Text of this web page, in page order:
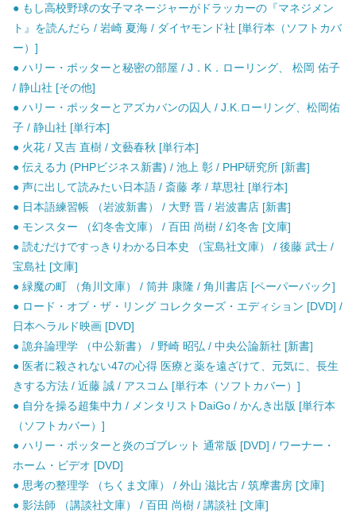
● もし高校野球の女子マネージャーがドラッカーの『マネジメン
ト』を読んだら / 岩崎 夏海 / ダイヤモンド社 [単行本（ソフトカバ
ー）]
● ハリー・ポッターと秘密の部屋 / J．K．ローリング、 松岡 佑子
/ 静山社 [その他]
● ハリー・ポッターとアズカバンの囚人 / J.K.ローリング、松岡佑
子 / 静山社 [単行本]
● 火花 / 又吉 直樹 / 文藝春秋 [単行本]
● 伝える力 (PHPビジネス新書) / 池上 彰 / PHP研究所 [新書]
● 声に出して読みたい日本語 / 斎藤 孝 / 草思社 [単行本]
● 日本語練習帳 （岩波新書） / 大野 晋 / 岩波書店 [新書]
● モンスター （幻冬舎文庫） / 百田 尚樹 / 幻冬舎 [文庫]
● 読むだけですっきりわかる日本史 （宝島社文庫） / 後藤 武士 /
宝島社 [文庫]
● 緑魔の町 （角川文庫） / 筒井 康隆 / 角川書店 [ペーパーバック]
● ロード・オブ・ザ・リング コレクターズ・エディション [DVD] /
日本ヘラルド映画 [DVD]
● 詭弁論理学 （中公新書） / 野崎 昭弘 / 中央公論新社 [新書]
● 医者に殺されない47の心得 医療と薬を遠ざけて、元気に、長生
きする方法 / 近藤 誠 / アスコム [単行本（ソフトカバー）]
● 自分を操る超集中力 / メンタリストDaiGo / かんき出版 [単行本
（ソフトカバー）]
● ハリー・ポッターと炎のゴブレット 通常版 [DVD] / ワーナー・
ホーム・ビデオ [DVD]
● 思考の整理学 （ちくま文庫） / 外山 滋比古 / 筑摩書房 [文庫]
● 影法師 （講談社文庫） / 百田 尚樹 / 講談社 [文庫]